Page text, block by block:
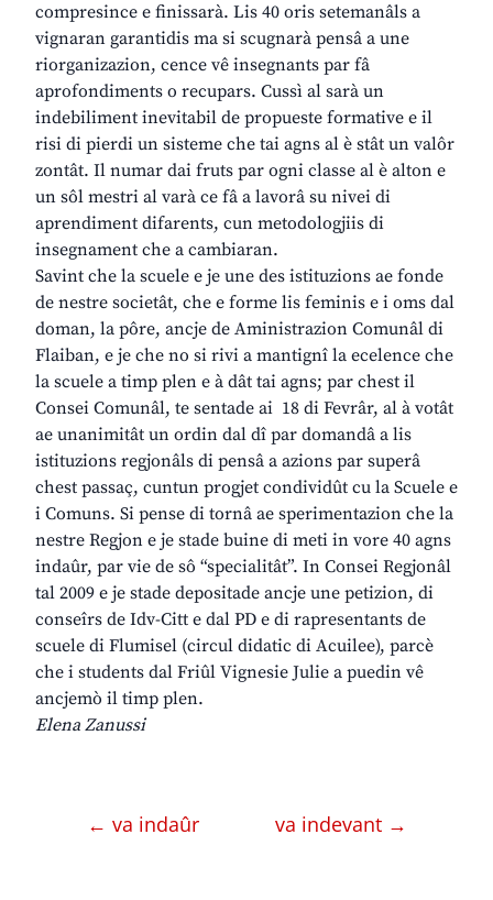
compresince e finissarà. Lis 40 oris setemanâls a
vignaran garantidis ma si scugnarà pensâ a une
riorganizazion, cence vê insegnants par fâ
aprofondiments o recupars. Cussì al sarà un
indebiliment inevitabil de propueste formative e il
risi di pierdi un sisteme che tai agns al è stât un valôr
zontât. Il numar dai fruts par ogni classe al è alton e
un sôl mestri al varà ce fâ a lavorâ su nivei di
aprendiment difarents, cun metodologjiis di
insegnament che a cambiaran.
Savint che la scuele e je une des istituzions ae fonde
de nestre societât, che e forme lis feminis e i oms dal
doman, la pôre, ancje de Aministrazion Comunâl di
Flaiban, e je che no si rivi a mantignî la ecelence che
la scuele a timp plen e à dât tai agns; par chest il
Consei Comunâl, te sentade ai 18 di Fevrâr, al à votât
ae unanimitât un ordin dal dî par domandâ a lis
istituzions regjonâls di pensâ a azions par superâ
chest passaç, cuntun progjet condividût cu la Scuele e
i Comuns. Si pense di tornâ ae sperimentazion che la
nestre Regjon e je stade buine di meti in vore 40 agns
indaûr, par vie de sô “specialitât”. In Consei Regjonâl
tal 2009 e je stade depositade ancje une petizion, di
conseîrs de Idv-Citt e dal PD e di rapresentants de
scuele di Flumisel (circul didatic di Acuilee), parcè
che i students dal Friûl Vignesie Julie a puedin vê
ancjemò il timp plen.
Elena Zanussi
← va indaûr va indevant →